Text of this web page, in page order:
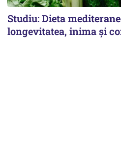
Studiu: Dieta
longevitatea, inima și